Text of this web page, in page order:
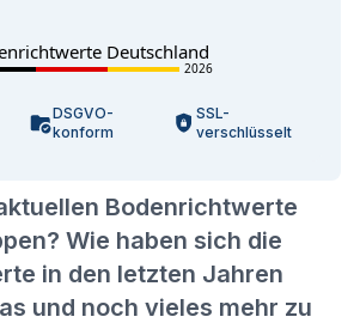
Bodenrichtwerte
Wie haben sich die
in den letzten Jahren
und noch vieles mehr zu
Deutschland
2026
DSGVO-
konform
SSL-
verschlüsselt